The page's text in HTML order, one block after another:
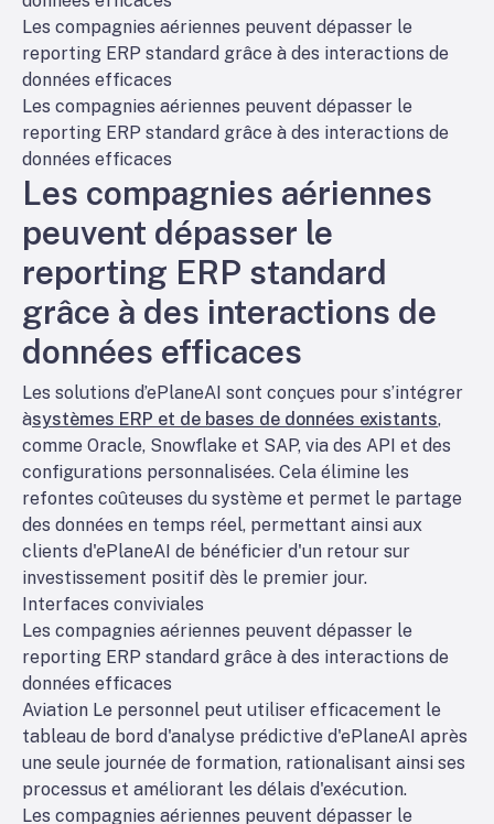
Les compagnies aériennes peuvent dépasser le
reporting ERP standard grâce à des interactions de
données efficaces
Les compagnies aériennes peuvent dépasser le
reporting ERP standard grâce à des interactions de
données efficaces
Les compagnies aériennes
peuvent dépasser le
reporting ERP standard
grâce à des interactions de
données efficaces
Les solutions d’ePlaneAI sont conçues pour s’intégrer
àsystèmes ERP et de bases de données existants,
comme Oracle, Snowflake et SAP, via des API et des
configurations personnalisées. Cela élimine les
refontes coûteuses du système et permet le partage
des données en temps réel, permettant ainsi aux
clients d'ePlaneAI de bénéficier d'un retour sur
investissement positif dès le premier jour.
Interfaces conviviales
Les compagnies aériennes peuvent dépasser le
reporting ERP standard grâce à des interactions de
données efficaces
Aviation Le personnel peut utiliser efficacement le
tableau de bord d'analyse prédictive d'ePlaneAI après
une seule journée de formation, rationalisant ainsi ses
processus et améliorant les délais d'exécution.
Les compagnies aériennes peuvent dépasser le